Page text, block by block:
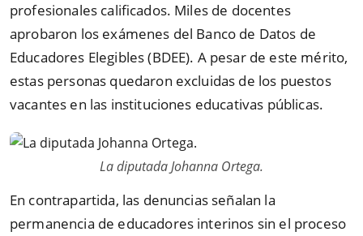
profesionales calificados. Miles de docentes
aprobaron los exámenes del Banco de Datos de
Educadores Elegibles (BDEE). A pesar de este mérito,
estas personas quedaron excluidas de los puestos
vacantes en las instituciones educativas públicas.
La diputada Johanna Ortega.
En contrapartida, las denuncias señalan la
permanencia de educadores interinos sin el proceso